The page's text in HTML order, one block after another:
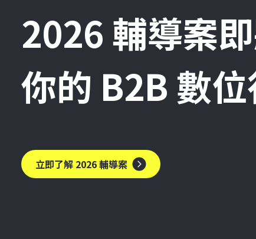
2026 輔導案
你的 B2B 數位
立即了解 2026 輔導案